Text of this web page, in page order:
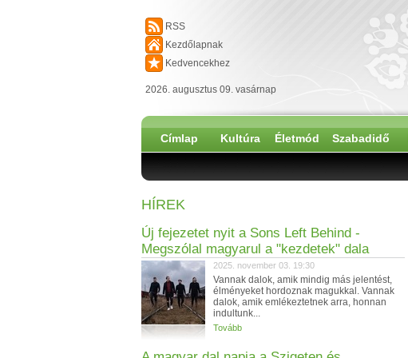
RSS
Kezdőlapnak
Kedvencekhez
2026. augusztus 09. vasárnap
Címlap Kultúra Életmód Szabadidő
HÍREK
Új fejezetet nyit a Sons Left Behind -
Megszólal magyarul a "kezdetek" dala
2025. november 03. 19:30
Vannak dalok, amik mindig más jelentést,
élményeket hordoznak magukkal. Vannak
dalok, amik emlékeztetnek arra, honnan
indultunk...
Tovább